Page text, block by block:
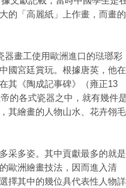
的「高麗紙」上作畫，而畫的
畫工使用歐洲進口的琺瑯彩
國宮廷賞玩。根據唐英，他在
其《陶成記事碑》（雍正13
的各式瓷器之中，就有幾件
其繪畫的人物山水、花卉翎毛
多姿。其中貢獻最多的就是
歐洲繪畫技法，因而進入清
擇其中的幾位具代表性人物詳